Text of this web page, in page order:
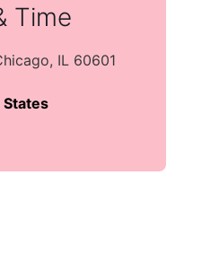
Time
IL 60601
States